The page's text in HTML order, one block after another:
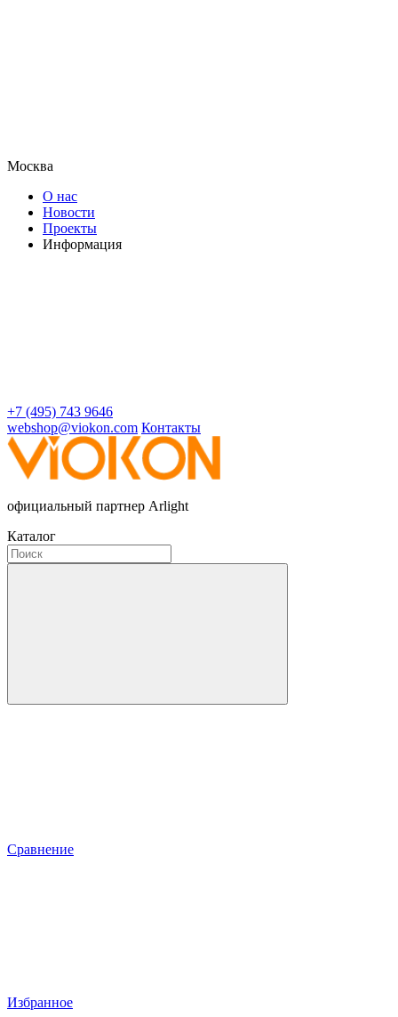
Москва
О нас
Новости
Проекты
Информация
+7 (495) 743 9646
webshop@viokon.com Контакты
официальный партнер Arlight
Каталог
Сравнение
Избранное